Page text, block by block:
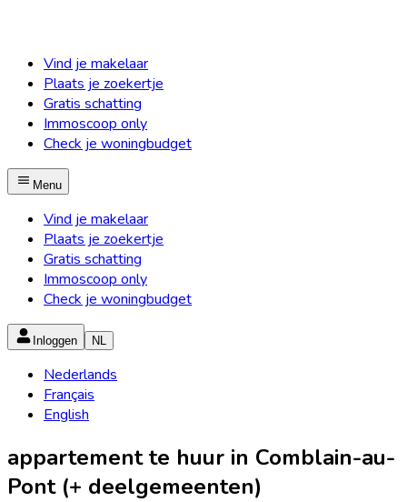
Vind je makelaar
Plaats je zoekertje
Gratis schatting
Immoscoop only
Check je woningbudget
Menu
Vind je makelaar
Plaats je zoekertje
Gratis schatting
Immoscoop only
Check je woningbudget
Inloggen NL
Nederlands
Français
English
appartement te huur in Comblain-au-
Pont (+ deelgemeenten)